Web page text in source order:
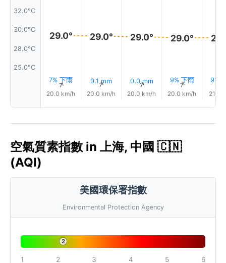
32.0°C
30.0°C
28.0°C
25.0°C
29.0°
7% 下雨
↑
20.0 km/h
29.0°
0.1 mm
↑
20.0 km/h
29.0°
0.0 mm
↑
20.0 km/h
29.0°
9% 下雨
↑
20.0 km/h
9%
21.0
空氣質素指數 in 上海, 中國 🇨🇳
(AQI)
美國環保署指數
Environmental Protection Agency
2
1 2 3 4 5 6